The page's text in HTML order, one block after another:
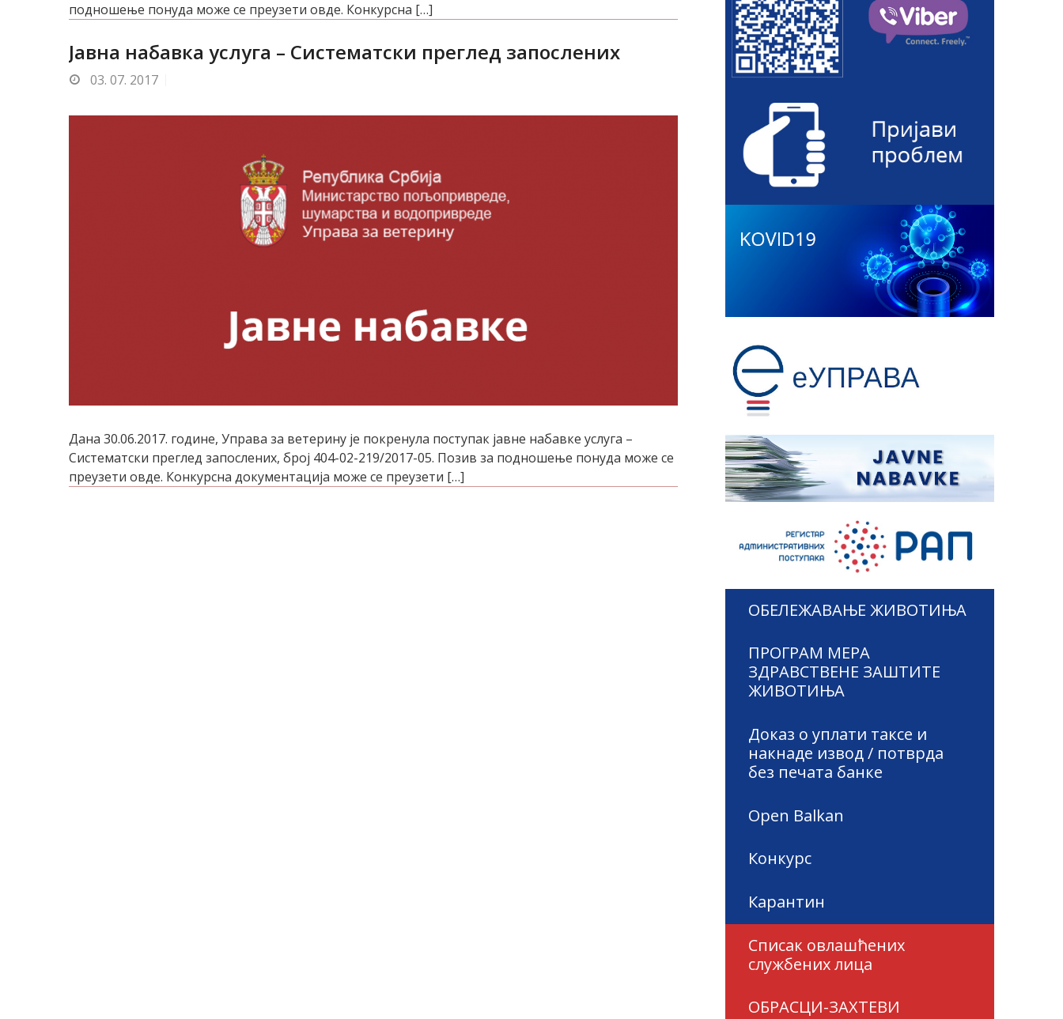
пoднoшeњe пoнудa мoжe сe прeузeти oвдe. Кoнкурснa […]
Јавна набавка услуга – Систематски преглед запослених
03. 07. 2017
Дана 30.06.2017. године, Управа за ветерину је покренула поступак јавне набавке услуга –
Систематски преглед запослених, број 404-02-219/2017-05. Пoзив зa пoднoшeњe пoнудa мoжe сe
прeузeти oвдe. Кoнкурснa дoкумeнтaциja мoжe сe прeузeти […]
ОБЕЛЕЖАВАЊЕ ЖИВОТИЊА
ПРОГРАМ МЕРА
ЗДРАВСТВЕНЕ ЗАШТИТЕ
ЖИВОТИЊА
Доказ о уплати таксе и
накнаде извод / потврда
без печата банке
Open Balkan
Конкурс
Карантин
Списак овлашћених
службених лица
ОБРАСЦИ-ЗАХТЕВИ